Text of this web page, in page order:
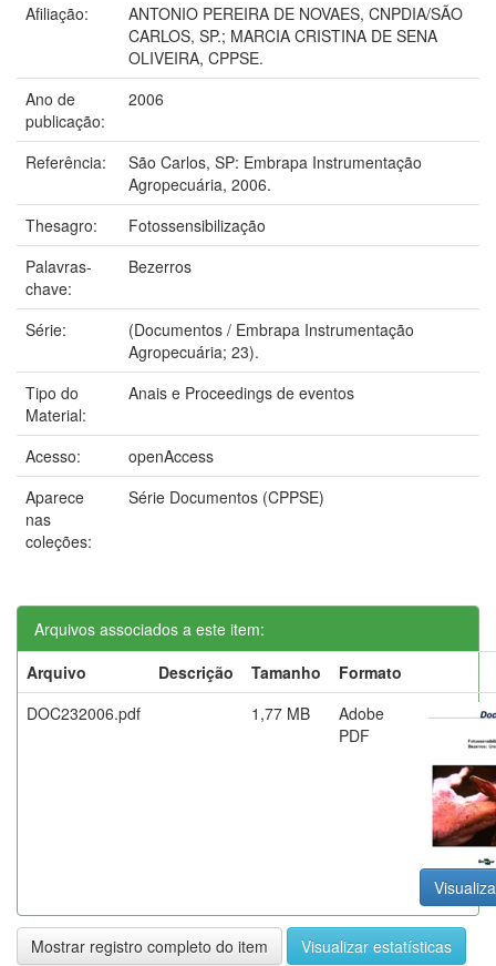
Afiliação:
ANTONIO PEREIRA DE NOVAES, CNPDIA/SÃO
CARLOS, SP.; MARCIA CRISTINA DE SENA
OLIVEIRA, CPPSE.
Ano de
publicação:
2006
Referência:
São Carlos, SP: Embrapa Instrumentação
Agropecuária, 2006.
Thesagro:
Fotossensibilização
Palavras-
chave:
Bezerros
Série:
(Documentos / Embrapa Instrumentação
Agropecuária; 23).
Tipo do
Material:
Anais e Proceedings de eventos
Acesso:
openAccess
Aparece
nas
coleções:
Série Documentos (CPPSE)
Arquivos associados a este item:
Arquivo
Descrição Tamanho
Formato
DOC232006.pdf
1,77 MB
Adobe
PDF
Mostrar registro completo do item Visualizar estatísticas